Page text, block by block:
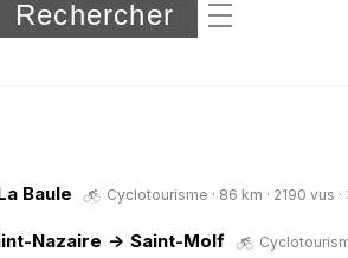
et sous-dossiers
Baule Cyclotourisme · 86 km · 2190 vus ·
Nazaire -> Saint-Molf